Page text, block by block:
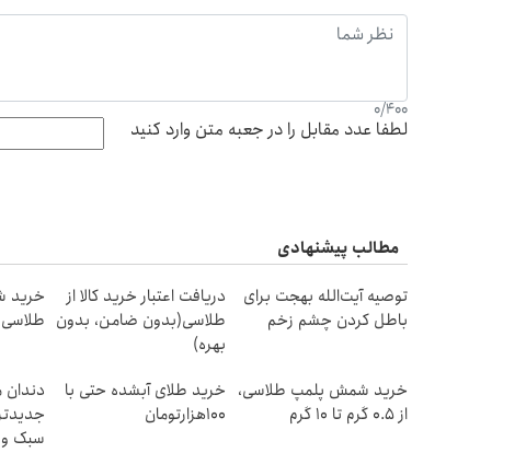
0/400
لطفا عدد مقابل را در جعبه متن وارد کنید
مطالب پیشنهادی
توصیه آیت‌الله بهجت برای
باطل کردن چشم زخم
دریافت اعتبار خرید کالا از
طلاسی(بدون ضامن، بدون
بهره)
طلاسی
خرید شمش پلمپ طلاسی،
از ۰.۵ گرم تا ۱۰ گرم
خرید طلای آبشده حتی با
۱۰۰هزارتومان
سبک و